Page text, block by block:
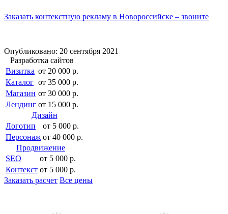
Заказать контекстную рекламу в Новороссийске – звоните
Опубликовано: 20 сентября 2021
Разработка сайтов
Визитка от 20 000 р.
Каталог от 35 000 р.
Магазин от 30 000 р.
Лендинг от 15 000 р.
Дизайн
Логотип
от 5 000 р.
Персонаж от 40 000 р.
Продвижение
SEO
от 5 000 р.
Контекст от 5 000 р.
Заказать расчет Все цены